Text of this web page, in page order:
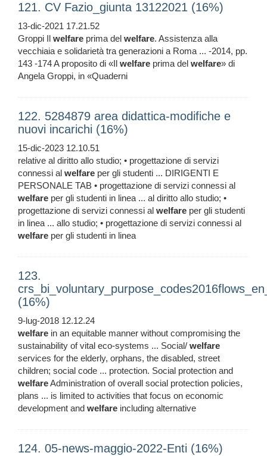
121. CV Fazio_giunta 13122021 (16%)
13-dic-2021 17.21.52
Groppi Il welfare prima del welfare. Assistenza alla
vecchiaia e solidarietà tra generazioni a Roma ... -2014, pp.
143 -174 A proposito di «Il welfare prima del welfare» di
Angela Groppi, in «Quaderni
122. 5284879 area didattica-modifiche e
nuovi incarichi (16%)
15-dic-2023 12.10.51
relative al diritto allo studio; • progettazione di servizi
connessi al welfare per gli studenti ... DIRIGENTI E
PERSONALE TAB • progettazione di servizi connessi al
welfare per gli studenti in linea ... al diritto allo studio; •
progettazione di servizi connessi al welfare per gli studenti
in linea ... allo studio; • progettazione di servizi connessi al
welfare per gli studenti in linea
123.
(16%)
9-lug-2018 12.12.24
welfare in an equitable manner without compromising the
sustainability of vital eco-systems ... Social/ welfare
services for the elderly, orphans, the disabled, street
children; social code ... protection. Social protection and
welfareAdministration of overall social protection policies,
plans ... is limited to activities that focus on economic
development and welfare including alternative
124. 05-news-maggio-2022-Enti (16%)